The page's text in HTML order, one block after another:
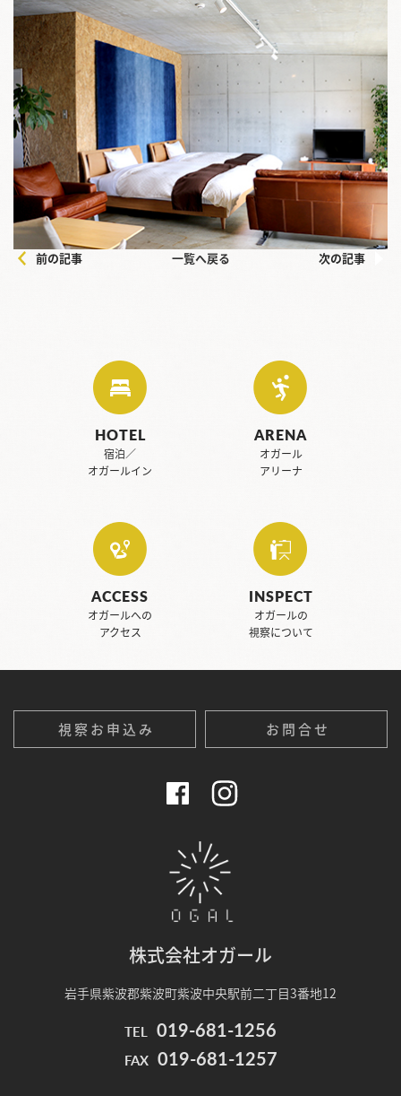
前の記事 一覧へ戻る 次の記事
HOTEL
宿泊／
オガールイン
ARENA
オガール
アリーナ
ACCESS
オガールへの
アクセス
INSPECT
オガールの
視察について
視察お申込み お問合せ
k 公
式ペ
ージ
m 公
式ペ
ージ
株式会社オガール
岩手県紫波郡紫波町紫波中央駅前二丁目3番地12
TEL 019-681-1256
FAX 019-681-1257